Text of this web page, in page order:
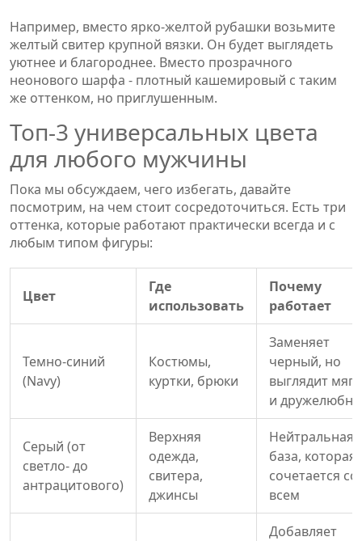
Например, вместо ярко-желтой рубашки возьмите
желтый свитер крупной вязки. Он будет выглядеть
уютнее и благороднее. Вместо прозрачного
неонового шарфа - плотный кашемировый с таким
же оттенком, но приглушенным.
Топ-3 универсальных цвета
для любого мужчины
Пока мы обсуждаем, чего избегать, давайте
посмотрим, на чем стоит сосредоточиться. Есть три
оттенка, которые работают практически всегда и с
любым типом фигуры:
Цвет
Где
использовать
Почему
работает
Темно-синий
(Navy)
Костюмы,
куртки, брюки
Заменяет
черный, но
выглядит
и
Серый (от
светло- до
антрацитового)
Верхняя
одежда,
свитера,
джинсы
Нейтральная
база, которая
сочетается со
всем
Добавляет